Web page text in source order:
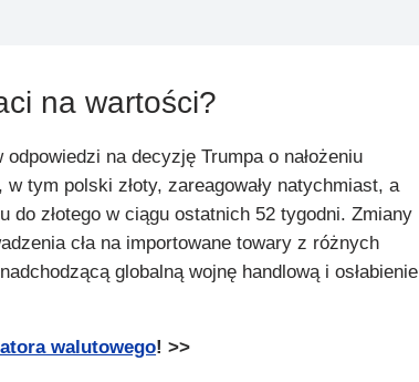
na wartości?
odpowiedzi na decyzję Trumpa o nałożeniu
w tym polski złoty, zareagowały natychmiast, a
do złotego w ciągu ostatnich 52 tygodni. Zmiany
cła na importowane towary z różnych
globalną wojnę handlową i osłabienie
walutowego! >>